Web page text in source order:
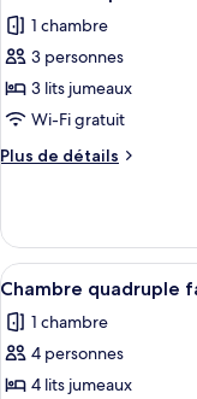
toutes
les
photos
pour
ce
type
de
Chambre
triple
familiale
1 chambre
3 personnes
3 lits jumeaux
Wi-Fi gratuit
Plus de détails
Plus
Chambre
triple
familiale
Afficher
toutes
les
photos
pour
5
Chambre quadruple
1 chambre
4 personnes
4 lits jumeaux